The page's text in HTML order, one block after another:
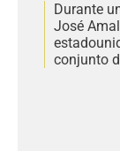
Durante
José
conjunto